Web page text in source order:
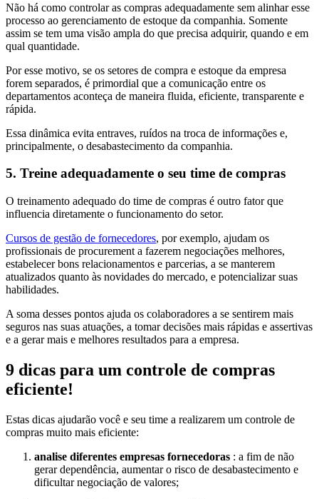
Não há como controlar as compras adequadamente sem alinhar esse
processo ao gerenciamento de estoque da companhia. Somente
assim se tem uma visão ampla do que precisa adquirir, quando e em
qual quantidade.
Por esse motivo, se os setores de compra e estoque da empresa
forem separados, é primordial que a comunicação entre os
departamentos aconteça de maneira fluida, eficiente, transparente e
rápida.
Essa dinâmica evita entraves, ruídos na troca de informações e,
principalmente, o desabastecimento da companhia.
5. Treine adequadamente o seu time de compras
O treinamento adequado do time de compras é outro fator que
influencia diretamente o funcionamento do setor.
Cursos de gestão de fornecedores, por exemplo, ajudam os
profissionais de procurement a fazerem negociações melhores,
estabelecer bons relacionamentos e parcerias, a se manterem
atualizados quanto às novidades do mercado, e potencializar suas
habilidades.
A soma desses pontos ajuda os colaboradores a se sentirem mais
seguros nas suas atuações, a tomar decisões mais rápidas e assertivas
e a gerar mais e melhores resultados para a empresa.
9 dicas para um controle de compras
eficiente!
Estas dicas ajudarão você e seu time a realizarem um controle de
compras muito mais eficiente:
analise diferentes empresas fornecedoras : a fim de não
gerar dependência, aumentar o risco de desabastecimento e
dificultar negociação de valores;